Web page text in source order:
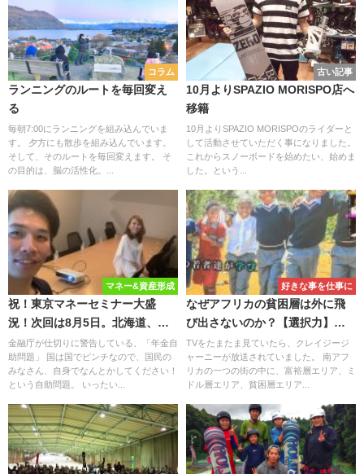
コラム
ランニングのルートを毎回変え
る
毎朝7:00にランニングを組み込んでいま
す。 夕方にも散歩を組み込んでいます。
そして、そのルートを毎回変えます。 そ
の目的は、脳の活性化。...
古い記事
10月よりSPAZIO MORISPO店へ
移籍
10月よりSPAZIO MORISPOのライダーと
して活動させていただく事になりました。
これからスノーボードを始めたい、始めま
した。という...
マネー&資産形成
祝！東京マネーセミナー大盛
況！次回は8月5日。北海道、岡
山から日帰りの人も
金融庁が仕切りに警告している、「年金自
助問題」 国は国でピンチなので、国民の
みなさん、自身でなんとかしてください！
という自助問題。 いったい...
好きな事を仕事に
なぜアフリカの貧困層は外に飛
び出さないのか？【選択力】と
は
TVをたまたま見ていたら、クレイジージ
ャーニーが放送されていました。 南アフ
リカの一つの街の中に、富裕層エリア、ミ
ドル層エリア、貧困層エリア...